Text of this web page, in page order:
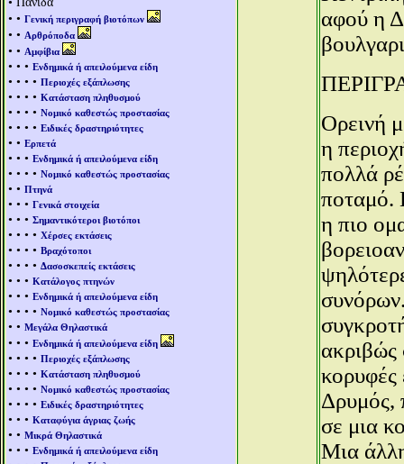
• • Γενική περιγραφή βιοτόπων
• • Αρθρόποδα
• • Αμφίβια
• • • Ενδημικά ή απειλούμενα είδη
• • • • Περιοχές εξάπλωσης
• • • • Κατάσταση πληθυσμού
• • • • Νομικό καθεστώς προστασίας
• • • • Ειδικές δραστηριότητες
• • Ερπετά
• • • Ενδημικά ή απειλούμενα είδη
• • • • Νομικό καθεστώς προστασίας
• • Πτηνά
• • • Γενικά στοιχεία
• • • Σημαντικότεροι βιοτόποι
• • • • Χέρσες εκτάσεις
• • • • Βραχότοποι
• • • • Δασοσκεπείς εκτάσεις
• • • Κατάλογος πτηνών
• • • Ενδημικά ή απειλούμενα είδη
• • • • Νομικό καθεστώς προστασίας
• • Μεγάλα Θηλαστικά
• • • Ενδημικά ή απειλούμενα είδη
• • • • Περιοχές εξάπλωσης
• • • • Κατάσταση πληθυσμού
• • • • Νομικό καθεστώς προστασίας
• • • • Ειδικές δραστηριότητες
• • • Καταφύγια άγριας ζωής
• • Μικρά Θηλαστικά
• • • Ενδημικά ή απειλούμενα είδη
αφού η
Ορεινή
η
πολλά
ποταμό.
η πιο
ακριβώς
κορυφές
Δρυμός,
σε μια
Μια